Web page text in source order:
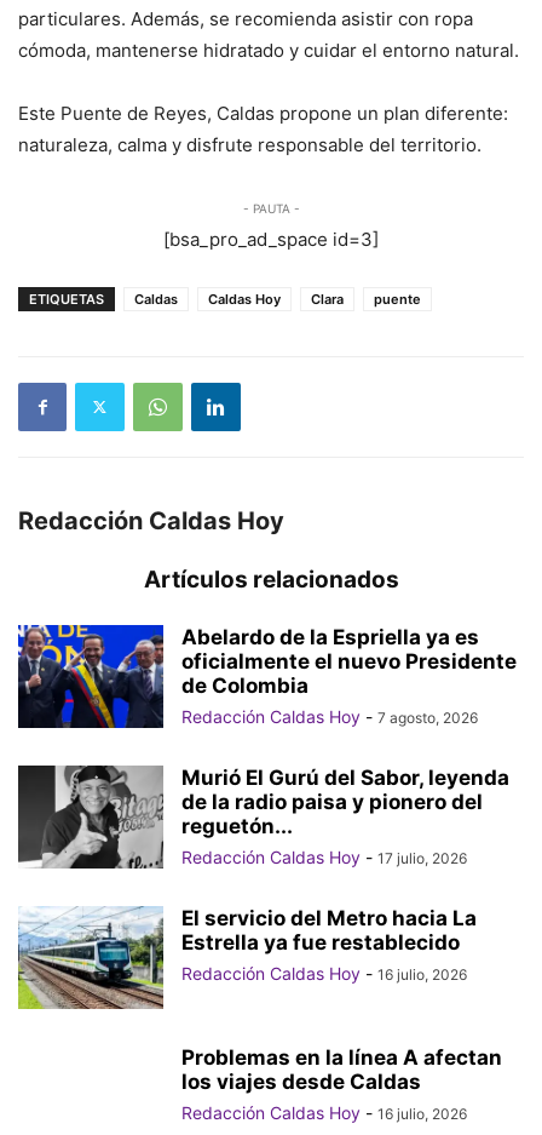
particulares. Además, se recomienda asistir con ropa
cómoda, mantenerse hidratado y cuidar el entorno natural.
Este Puente de Reyes, Caldas propone un plan diferente:
naturaleza, calma y disfrute responsable del territorio.
- PAUTA -
[bsa_pro_ad_space id=3]
ETIQUETAS Caldas Caldas Hoy Clara puente
Redacción Caldas Hoy
Artículos relacionados
Abelardo de la Espriella ya es
oficialmente el nuevo Presidente
de Colombia
Redacción Caldas Hoy - 7 agosto, 2026
Murió El Gurú del Sabor, leyenda
de la radio paisa y pionero del
reguetón...
Redacción Caldas Hoy - 17 julio, 2026
El servicio del Metro hacia La
Estrella ya fue restablecido
Redacción Caldas Hoy - 16 julio, 2026
Problemas en la línea A afectan
los viajes desde Caldas
Redacción Caldas Hoy - 16 julio, 2026